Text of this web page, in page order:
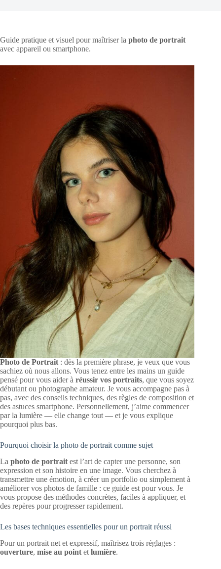
Guide pratique et visuel pour maîtriser la photo de portrait
avec appareil ou smartphone.
Photo de Portrait : dès la première phrase, je veux que vous
sachiez où nous allons. Vous tenez entre les mains un guide
pensé pour vous aider à réussir vos portraits, que vous soyez
débutant ou photographe amateur. Je vous accompagne pas à
pas, avec des conseils techniques, des règles de composition et
des astuces smartphone. Personnellement, j’aime commencer
par la lumière — elle change tout — et je vous explique
pourquoi plus bas.
Pourquoi choisir la photo de portrait comme sujet
La photo de portrait est l’art de capter une personne, son
expression et son histoire en une image. Vous cherchez à
transmettre une émotion, à créer un portfolio ou simplement à
améliorer vos photos de famille : ce guide est pour vous. Je
vous propose des méthodes concrètes, faciles à appliquer, et
des repères pour progresser rapidement.
Les bases techniques essentielles pour un portrait réussi
Pour un portrait net et expressif, maîtrisez trois réglages :
ouverture, mise au point et lumière.